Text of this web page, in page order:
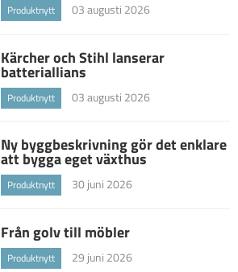
Produktnytt 03 augusti 2026
Kärcher och Stihl lanserar
batteriallians
Produktnytt 03 augusti 2026
Ny byggbeskrivning gör det enklare
att bygga eget växthus
Produktnytt 30 juni 2026
Från golv till möbler
Produktnytt 29 juni 2026